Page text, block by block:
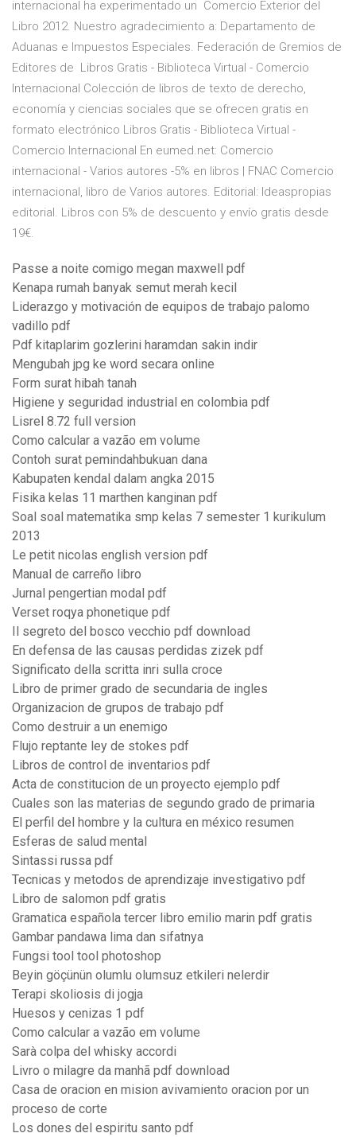
internacional ha experimentado un Comercio Exterior del
Libro 2012. Nuestro agradecimiento a: Departamento de
Aduanas e Impuestos Especiales. Federación de Gremios de
Editores de Libros Gratis - Biblioteca Virtual - Comercio
Internacional Colección de libros de texto de derecho,
economía y ciencias sociales que se ofrecen gratis en
formato electrónico Libros Gratis - Biblioteca Virtual -
Comercio Internacional En eumed.net: Comercio
internacional - Varios autores -5% en libros | FNAC Comercio
internacional, libro de Varios autores. Editorial: Ideaspropias
editorial. Libros con 5% de descuento y envío gratis desde
19€.
Passe a noite comigo megan maxwell pdf
Kenapa rumah banyak semut merah kecil
Liderazgo y motivación de equipos de trabajo palomo
vadillo pdf
Pdf kitaplarim gozlerini haramdan sakin indir
Mengubah jpg ke word secara online
Form surat hibah tanah
Higiene y seguridad industrial en colombia pdf
Lisrel 8.72 full version
Como calcular a vazão em volume
Contoh surat pemindahbukuan dana
Kabupaten kendal dalam angka 2015
Fisika kelas 11 marthen kanginan pdf
Soal soal matematika smp kelas 7 semester 1 kurikulum
2013
Le petit nicolas english version pdf
Manual de carreño libro
Jurnal pengertian modal pdf
Verset roqya phonetique pdf
Il segreto del bosco vecchio pdf download
En defensa de las causas perdidas zizek pdf
Significato della scritta inri sulla croce
Libro de primer grado de secundaria de ingles
Organizacion de grupos de trabajo pdf
Como destruir a un enemigo
Flujo reptante ley de stokes pdf
Libros de control de inventarios pdf
Acta de constitucion de un proyecto ejemplo pdf
Cuales son las materias de segundo grado de primaria
El perfil del hombre y la cultura en méxico resumen
Esferas de salud mental
Sintassi russa pdf
Tecnicas y metodos de aprendizaje investigativo pdf
Libro de salomon pdf gratis
Gramatica española tercer libro emilio marin pdf gratis
Gambar pandawa lima dan sifatnya
Fungsi tool tool photoshop
Beyin göçünün olumlu olumsuz etkileri nelerdir
Terapi skoliosis di jogja
Huesos y cenizas 1 pdf
Como calcular a vazão em volume
Sarà colpa del whisky accordi
Livro o milagre da manhã pdf download
Casa de oracion en mision avivamiento oracion por un
proceso de corte
Los dones del espiritu santo pdf